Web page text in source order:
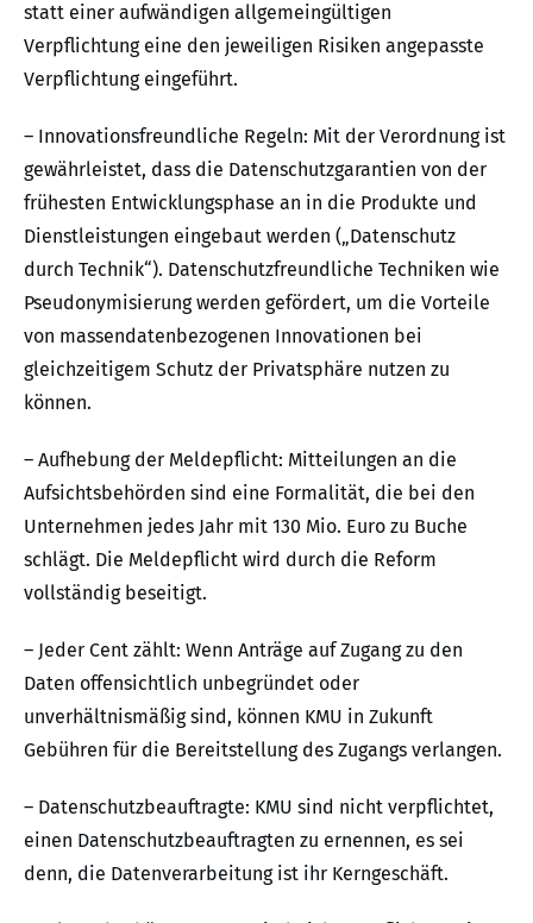
statt einer aufwändigen allgemeingültigen
Verpflichtung eine den jeweiligen Risiken angepasste
Verpflichtung eingeführt.
– Innovationsfreundliche Regeln: Mit der Verordnung ist
gewährleistet, dass die Datenschutzgarantien von der
frühesten Entwicklungsphase an in die Produkte und
Dienstleistungen eingebaut werden („Datenschutz
durch Technik“). Datenschutzfreundliche Techniken wie
Pseudonymisierung werden gefördert, um die Vorteile
von massendatenbezogenen Innovationen bei
gleichzeitigem Schutz der Privatsphäre nutzen zu
können.
– Aufhebung der Meldepflicht: Mitteilungen an die
Aufsichtsbehörden sind eine Formalität, die bei den
Unternehmen jedes Jahr mit 130 Mio. Euro zu Buche
schlägt. Die Meldepflicht wird durch die Reform
vollständig beseitigt.
– Jeder Cent zählt: Wenn Anträge auf Zugang zu den
Daten offensichtlich unbegründet oder
unverhältnismäßig sind, können KMU in Zukunft
Gebühren für die Bereitstellung des Zugangs verlangen.
– Datenschutzbeauftragte: KMU sind nicht verpflichtet,
einen Datenschutzbeauftragten zu ernennen, es sei
denn, die Datenverarbeitung ist ihr Kerngeschäft.